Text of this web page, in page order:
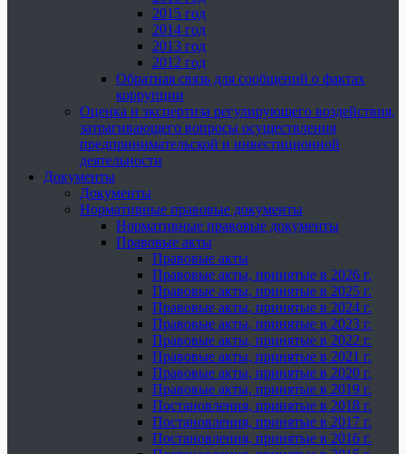
2015 год
2014 год
2013 год
2012 год
Обратная связь для сообщений о фактах
коррупции
Оценка и экспертиза регулирующего воздействия,
затрагивающего вопросы осуществления
предпринимательской и инвестиционной
деятельности
Документы
Документы
Нормативные правовые документы
Нормативные правовые документы
Правовые акты
Правовые акты
Правовые акты, принятые в 2026 г.
Правовые акты, принятые в 2025 г.
Правовые акты, принятые в 2024 г.
Правовые акты, принятые в 2023 г.
Правовые акты, принятые в 2022 г.
Правовые акты, принятые в 2021 г.
Правовые акты, принятые в 2020 г.
Правовые акты, принятые в 2019 г.
Постановления, принятые в 2018 г.
Постановления, принятые в 2017 г.
Постановления, принятые в 2016 г.